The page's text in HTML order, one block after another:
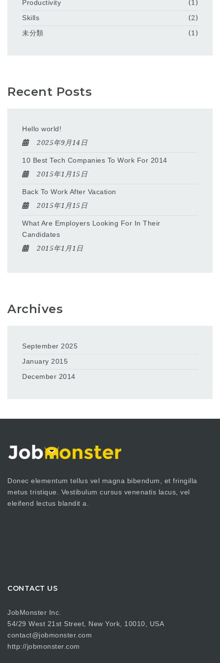
Productivity
(1)
Skills
(2)
未分類
(1)
Recent Posts
Hello world!
2025年9月14日
10 Best Tech Companies To Work For 2014
2015年1月15日
Back To Work After Vacation
2015年1月15日
What Are Employers Looking For In Their
Candidates
2015年1月1日
Archives
September 2025
January 2015
December 2014
Donec elementum tellus vel magna bibendum, et fringilla
metus tristique. Vestibulum cursus venenatis lacus, vel
eleifend lectus blandit a.
CONTACT US
JobMonster Inc.
54/29 West 21st Street, New York, 10010, USA
contact@jobmonster.com
http://jobmonster.com